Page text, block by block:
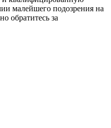
малейшего подозрения на
обратитесь за